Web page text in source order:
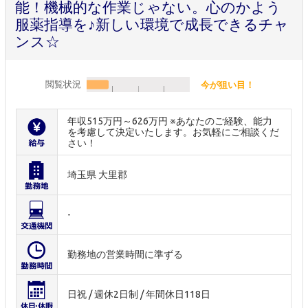
能！機械的な作業じゃない。心のかよう
服薬指導を♪新しい環境で成長できるチャ
ンス☆
閲覧状況 今が狙い目！
年収515万円～626万円 ※あなたのご経験、能力
を考慮して決定いたします。お気軽にご相談くだ
さい！
埼玉県 大里郡
-
勤務地の営業時間に準ずる
日祝 / 週休2日制 / 年間休日118日